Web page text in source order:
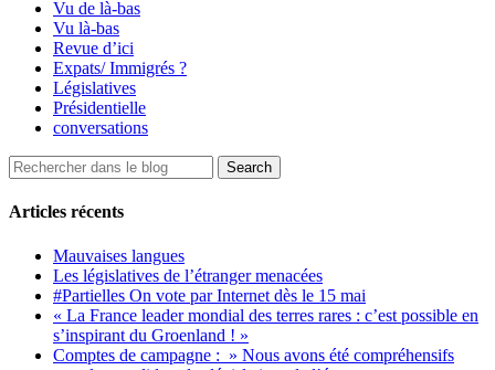
Vu de là-bas
Vu là-bas
Revue d’ici
Expats/ Immigrés ?
Législatives
Présidentielle
conversations
Articles récents
Mauvaises langues
Les législatives de l’étranger menacées
#Partielles On vote par Internet dès le 15 mai
« La France leader mondial des terres rares : c’est possible en
s’inspirant du Groenland ! »
Comptes de campagne : » Nous avons été compréhensifs